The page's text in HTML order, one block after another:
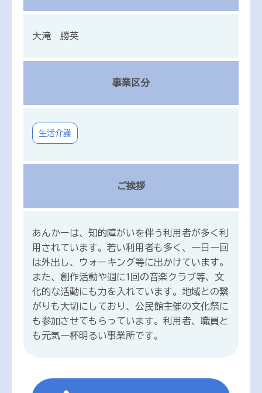
大滝 勝英
事業区分
生活介護
ご挨拶
あんかーは、知的障がいを伴う利用者が多く利
用されています。若い利用者も多く、一日一回
は外出し、ウォーキング等に出かけています。
また、創作活動や週に1回の音楽クラブ等、文
化的な活動にも力を入れています。地域との繋
がりも大切にしており、公民館主催の文化祭に
も参加させてもらっています。利用者、職員と
も元気一杯明るい事業所です。